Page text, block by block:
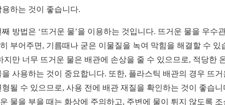
용하는 것이 좋습니다.
째 방법은 ‘뜨거운 물’을 이용하는 것입니다. 뜨거운 물을 우수
부어주면, 기름때나 굳은 이물질을 녹여 막힘을 해결할 수 있
지만 너무 뜨거운 물은 배관에 손상을 줄 수 있으므로, 적당한
을 사용하는 것이 중요합니다. 또한, 플라스틱 배관의 경우 뜨거
형될 수 있으므로, 사용 전에 배관 재질을 확인하는 것이 좋습니
물을 부을 때는 화상에 주의하고, 주변에 물이 튀지 않도록 조